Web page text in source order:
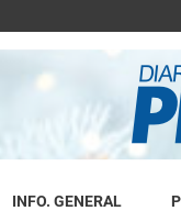
INFO. GENERAL